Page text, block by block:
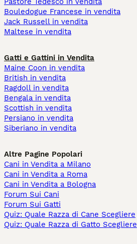
Bouledogue Francese in vendita
Jack Russell in vendita
Maltese in vendita
Gatti e Gattini in Vendita
Maine Coon in vendita
British in vendita
Ragdoll in vendita
Bengala in vendita
Scottish in vendita
Persiano in vendita
Siberiano in vendita
Altre Pagine Popolari
Cani in Vendita a Milano
Cani in Vendita a Roma
Cani in Vendita a Bologna
Forum Sui Cani
Forum Sui Gatti
Quiz: Quale Razza di Cane Scegliere
Quiz: Quale Razza di Gatto Scegliere